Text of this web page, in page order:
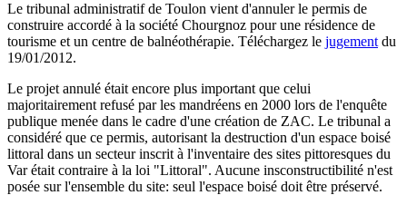
Le tribunal administratif de Toulon vient d'annuler le permis de
construire accordé à la société Chourgnoz pour une résidence de
tourisme et un centre de balnéothérapie. Téléchargez le jugement du
19/01/2012.
Le projet annulé était encore plus important que celui
majoritairement refusé par les mandréens en 2000 lors de l'enquête
publique menée dans le cadre d'une création de ZAC. Le tribunal a
considéré que ce permis, autorisant la destruction d'un espace boisé
littoral dans un secteur inscrit à l'inventaire des sites pittoresques du
Var était contraire à la loi "Littoral". Aucune insconstructibilité n'est
posée sur l'ensemble du site: seul l'espace boisé doit être préservé.